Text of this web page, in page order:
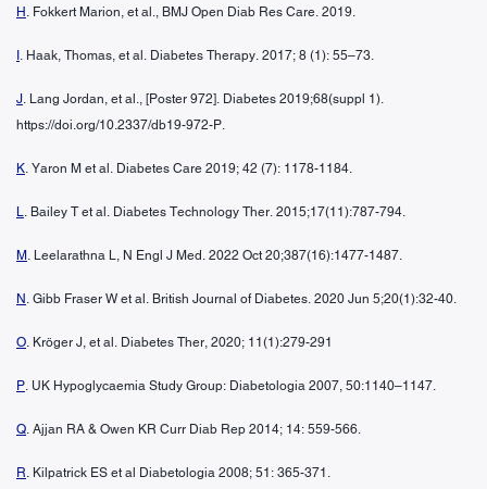
H . Fokkert Marion, et al., BMJ Open Diab Res Care. 2019.
. Haak, Thomas, et al. Diabetes Therapy. 2017; 8 (1): 55–73.
J. Lang Jordan, et al., [Poster 972]. Diabetes 2019;68(suppl 1).
https://doi.org/10.2337/db19-972-P.
K. Yaron M et al. Diabetes Care 2019; 42 (7): 1178-1184.
L. Bailey T et al. Diabetes Technology Ther. 2015;17(11):787-794.
M . Leelarathna L, N Engl J Med. 2022 Oct 20;387(16):1477-1487.
N . Gibb Fraser W et al. British Journal of Diabetes. 2020 Jun 5;20(1):32-40.
O. Kröger J, et al. Diabetes Ther, 2020; 11(1):279-291
P. UK Hypoglycaemia Study Group: Diabetologia 2007, 50:1140–1147.
Q. Ajjan RA & Owen KR Curr Diab Rep 2014; 14: 559-566.
R. Kilpatrick ES et al Diabetologia 2008; 51: 365-371.